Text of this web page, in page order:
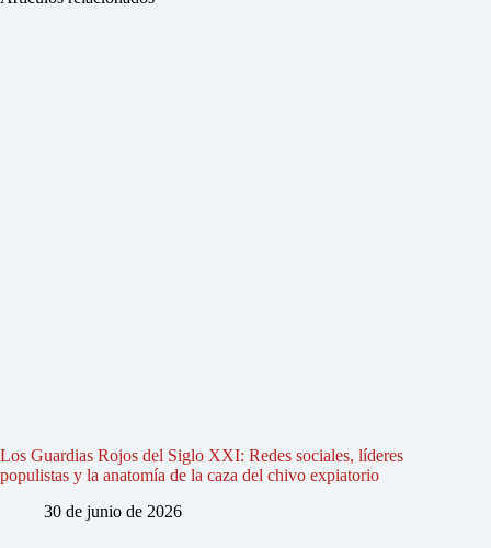
Los Guardias Rojos del Siglo XXI: Redes sociales, líderes
populistas y la anatomía de la caza del chivo expiatorio
30 de junio de 2026